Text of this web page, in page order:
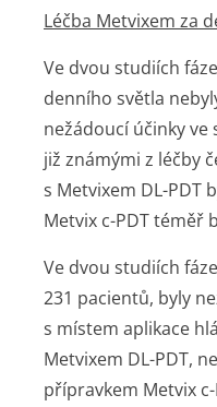
Léčba Metvixem za
Ve dvou studiích
denního světla
nežádoucí účinky
již známými z léčby
s Metvixem DL-PDT
Metvix c-PDT téměř
Ve dvou studiích
231 pacientů, byly
s místem aplikace
Metvixem DL-PDT,
přípravkem Metvix